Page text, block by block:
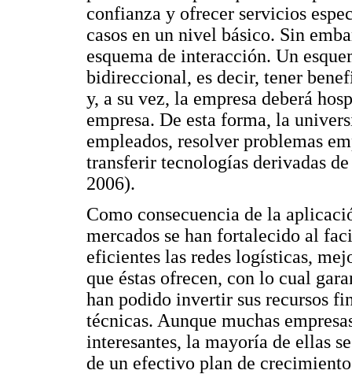
confianza y ofrecer servicios
casos en un nivel básico. Sin
esquema de interacción. Un
bidireccional, es decir, tener
y, a su vez, la empresa deberá
empresa. De esta forma, la
empleados, resolver problemas
transferir tecnologías derivadas
2006).
Como consecuencia de la
mercados se han fortalecido al
eficientes las redes logísticas,
que éstas ofrecen, con lo cual
han podido invertir sus recursos
técnicas. Aunque muchas
interesantes, la mayoría de ellas
de un efectivo plan de